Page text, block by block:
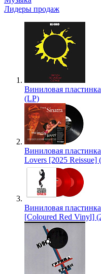
Лидеры продаж
Виниловая
(LP)
Виниловая
Lovers [2025 Reissue]
Виниловая
[Coloured Red Vinyl]